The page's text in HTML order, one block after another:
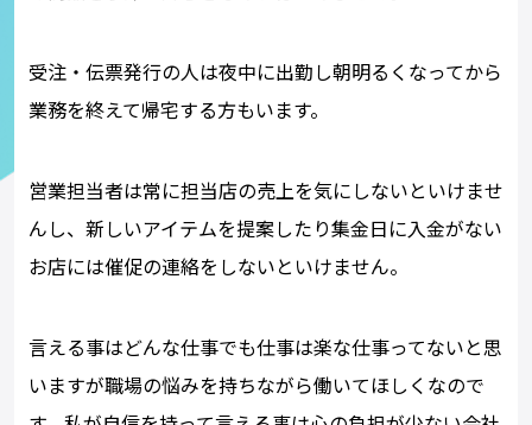
受注・伝票発行の人は夜中に出勤し朝明るくなってから
業務を終えて帰宅する方もいます。
営業担当者は常に担当店の売上を気にしないといけませ
んし、新しいアイテムを提案したり集金日に入金がない
お店には催促の連絡をしないといけません。
言える事はどんな仕事でも仕事は楽な仕事ってないと思
いますが職場の悩みを持ちながら働いてほしくなので